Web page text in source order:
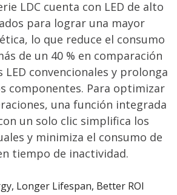
LDC cuenta con LED de alto
para lograr una mayor
lo que reduce el consumo
de un 40 % en comparación
LED convencionales y prolonga
componentes. Para optimizar
una función integrada
un solo clic simplifica los
y minimiza el consumo de
tiempo de inactividad.